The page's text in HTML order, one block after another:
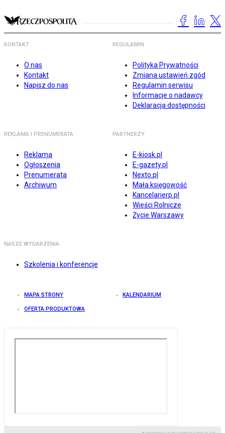
KONTAKT
O nas
Kontakt
Napisz do nas
REGULAMIN
Polityka Prywatności
Zmiana ustawień zgód
Regulamin serwisu
Informacje o nadawcy
Deklaracja dostępności
REKLAMA I PRENUMERATA
Reklama
Ogłoszenia
Prenumerata
Archiwum
PARTNERZY
E-kiosk.pl
E-gazety.pl
Nexto.pl
Mała księgowość
Kancelarierp.pl
Wieści Rolnicze
Życie Warszawy
NASZE WYDARZENIA
Szkolenia i konferencje
MAPA STRONY KALENDARIUM
OFERTA PRODUKTOWA